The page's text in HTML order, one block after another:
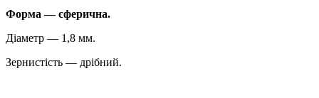
Форма — сферична.
Діаметр — 1,8 мм.
Зернистість — дрібний.